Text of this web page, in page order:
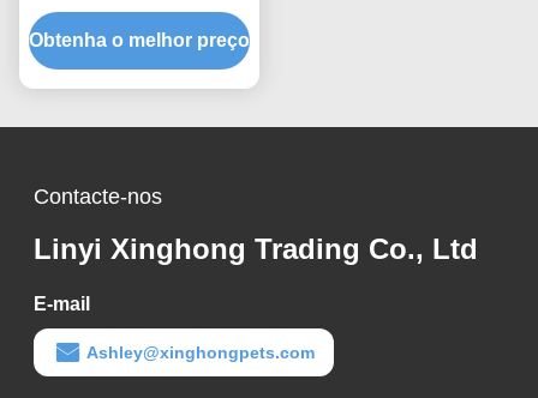
de fábrica e frescura
duradoura Litter de gato
de bentonita para casas
Obtenha o melhor preço
Contacte-nos
Linyi Xinghong Trading Co., Ltd
E-mail
Ashley@xinghongpets.com